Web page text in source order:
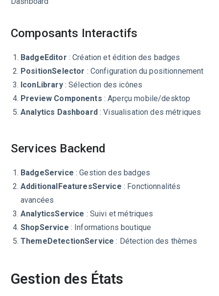
Composants Interactifs
BadgeEditor : Création et édition des badges
PositionSelector : Configuration du positionnement
IconLibrary: Sélection des icônes
Preview Components : Aperçu mobile/desktop
Analytics Dashboard: Visualisation des métriques
Services Backend
BadgeService : Gestion des badges
AdditionalFeaturesService : Fonctionnalités
avancées
AnalyticsService : Suivi et métriques
ShopService : Informations boutique
ThemeDetectionService : Détection des thèmes
Gestion des États